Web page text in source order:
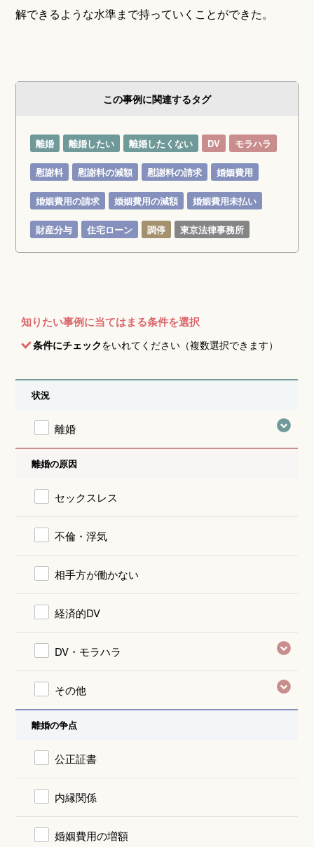
解できるような水準まで持っていくことができた。
この事例に関連するタグ
離婚 離婚したい 離婚したくない DV モラハラ
慰謝料 慰謝料の減額 慰謝料の請求 婚姻費用
婚姻費用の請求 婚姻費用の減額 婚姻費用未払い
財産分与 住宅ローン 調停 東京法律事務所
知りたい事例に当てはまる条件を選択
条件にチェックをいれてください（複数選択できます）
状況
離婚
離婚の原因
セックスレス
不倫・浮気
相手方が働かない
経済的DV
DV・モラハラ
その他
離婚の争点
公正証書
内縁関係
婚姻費用の増額